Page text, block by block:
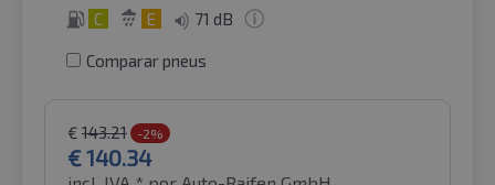
C E 71 dB
Comparar pneus
€ 143.21 -2%
€140.34